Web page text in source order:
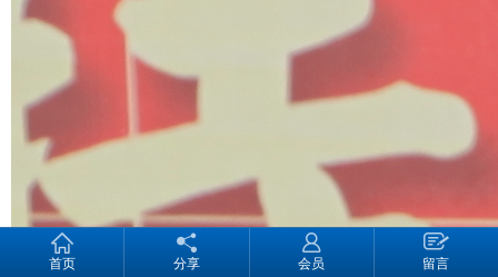
首页 分享 会员 留言